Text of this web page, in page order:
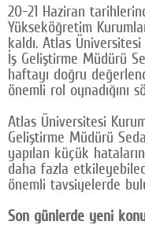
Google Plus
© 2026 TÜM HAKLARI SAKLIDIR
20-21 Haziran
Yükseköğretim
kaldı. Atlas
İş Geliştirme Müdürü
haftayı doğru
önemli rol oynadığını
Atlas Üniversitesi
Geliştirme Müdürü
yapılan küçük
daha fazla
önemli tavsiyelerde
Son günlerde yeni